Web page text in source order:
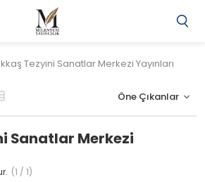
Tezyini Sanatlar Merkezi Yayınları
Sanatlar Merkezi
(1 / 1)